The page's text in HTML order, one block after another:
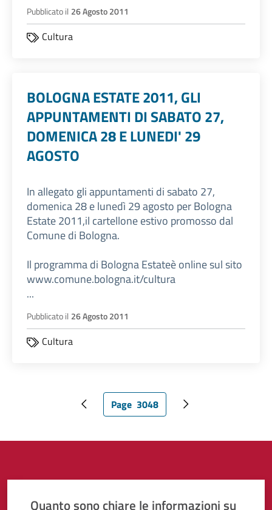
Pubblicato il 26 Agosto 2011
Cultura
BOLOGNA ESTATE 2011, GLI
APPUNTAMENTI DI SABATO 27,
DOMENICA 28 E LUNEDI' 29
AGOSTO
In allegato gli appuntamenti di sabato 27,
domenica 28 e lunedì 29 agosto per Bologna
Estate 2011,il cartellone estivo promosso dal
Comune di Bologna.
Il programma di Bologna Estateè online sul sito
www.comune.bologna.it/cultura
...
Pubblicato il 26 Agosto 2011
Cultura
Pagina precedentePagina attuale
Page 3048 Pagina successiva
Quanto sono chiare le informazioni su